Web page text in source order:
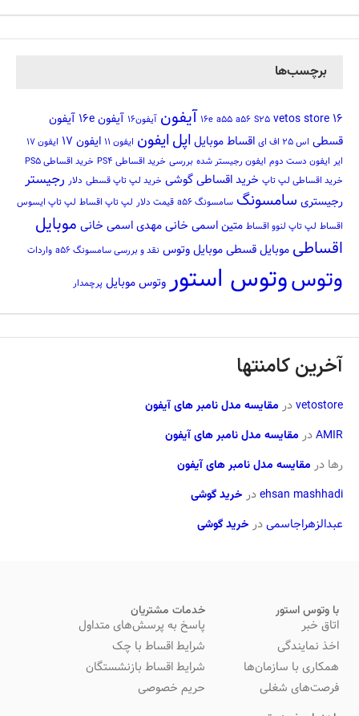
برچسب‌ها
16
16e a55 a56 S25 vetos store آیفون آیفون16 آیفون 16e
آیفون
قسطی اس 25 اف ای اقساط موبایل اپل ایفون ایفون 11 ایفون 17
ایفون 17
ایر ایفون دست دوم ایفون رجیستر شده بررسی خرید اقساطی PS4
خرید اقساطی PS5
خرید اقساطی لپ تاپ خرید اقساطی گوشی خرید لپ تاپ قسطی دلار رجیستر
رجیستری سامسونگ سامسونگ a56 قیمت دلار لپ تاپ اقساط لپ تاپ ایسوس
اقساط لپ تاپ لنوو اقساط متین اسمی خانیمهدی اسمی خانی موبایل
اقساطی موبایل قسطیموبایل وتوس نقد و بررسی سامسونگ a56 واردات
وتوسوتوس استوروتوس موبایل پرچمدار
آخرین کامنتها
vetostoreدر مقایسه مدل نامبر های آیفون
AMIRدر مقایسه مدل نامبر های آیفون
رها در مقایسه مدل نامبر های آیفون
ehsan mashhadiدر خرید گوشی
عبدالزهراجاسمیدر خرید گوشی
با وتوس استور
اتاق خبر
اخذ نمایندگی
همکاری با سازمان‌ها
فرصت‌های شغلی
خدمات مشتریان
پاسخ به پرسش‌های متداول
شرایط اقساط با چک
شرایط اقساط بازنشستگان
حریم خصوصی